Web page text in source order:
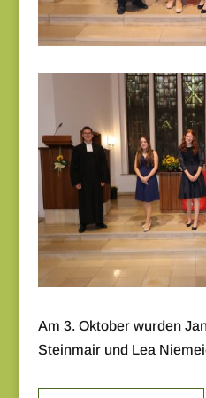
Am 3. Oktober wurden
Steinmair und Lea